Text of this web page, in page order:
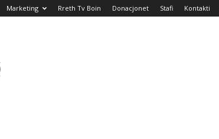
Marketing Rreth Tv Boin Donacjonet Stafi Kontakti